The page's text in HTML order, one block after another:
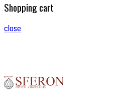
Shopping cart
close